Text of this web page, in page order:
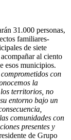
31.000 personas,
familiares-
de siete
al ciento
esos municipios.
con
la
territorios, no
entorno bajo un
comunidades con
presentes y
de Grupo